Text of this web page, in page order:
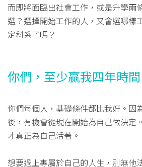
而即將面臨出社會工作，或是升學兩
選？選擇開始工作的人，又會選哪樣
定科系了嗎？
你們，至少贏我四年時間
你們每個人，基礎條件都比我好。因
後，有機會從現在開始為自己做決定
才真正為自己活著。
想要過上專屬於自己的人生，別無他